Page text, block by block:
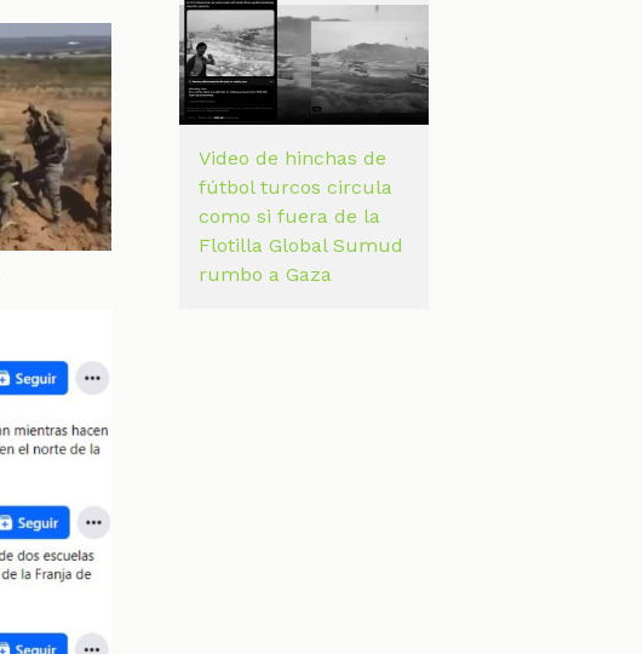
Video de hinchas de
fútbol turcos circula
como si fuera de la
Flotilla Global Sumud
rumbo a Gaza